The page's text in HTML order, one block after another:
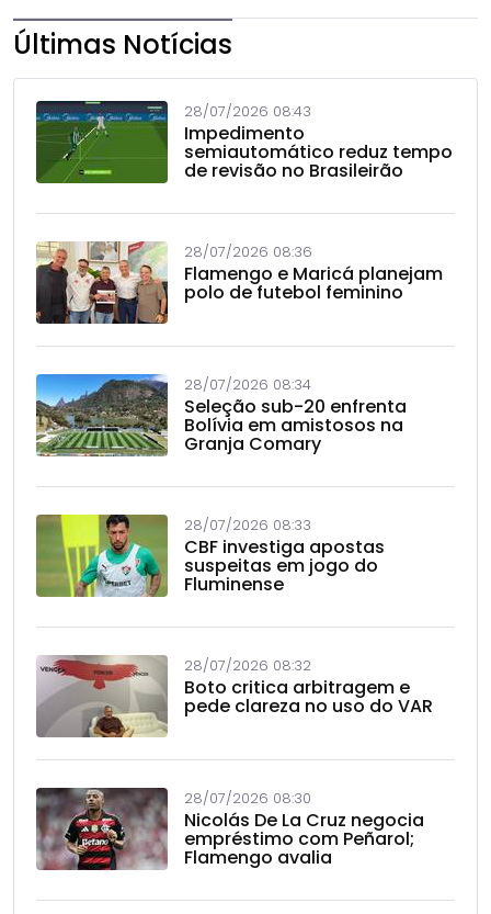
Últimas Notícias
28/07/2026 08:43
Impedimento
semiautomático reduz tempo
de revisão no Brasileirão
28/07/2026 08:36
Flamengo e Maricá planejam
polo de futebol feminino
28/07/2026 08:34
Seleção sub-20 enfrenta
Bolívia em amistosos na
Granja Comary
28/07/2026 08:33
CBF investiga apostas
suspeitas em jogo do
Fluminense
28/07/2026 08:32
Boto critica arbitragem e
pede clareza no uso do VAR
28/07/2026 08:30
Nicolás De La Cruz negocia
empréstimo com Peñarol;
Flamengo avalia